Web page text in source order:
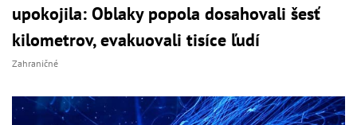
upokojila: Oblaky popola dosahovali šesť
kilometrov, evakuovali tisíce ľudí
Zahraničné